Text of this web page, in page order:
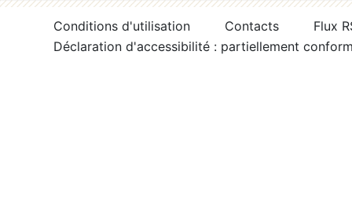
Conditions d'utilisation Contacts
Flux
Déclaration d'accessibilité : partiellement